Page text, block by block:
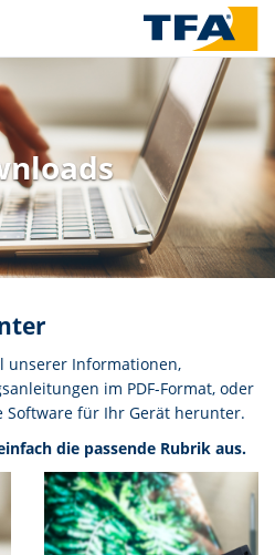
unserer Informationen,
im PDF-Format, oder
Software für Ihr Gerät herunter.
die passende Rubrik aus.